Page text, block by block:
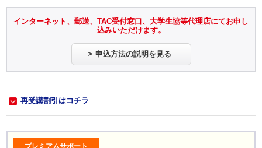
インターネット、郵送、TAC受付窓口、大学生協等代理店にてお申し
込みいただけます。
申込方法の説明を見る
再受講割引はコチラ